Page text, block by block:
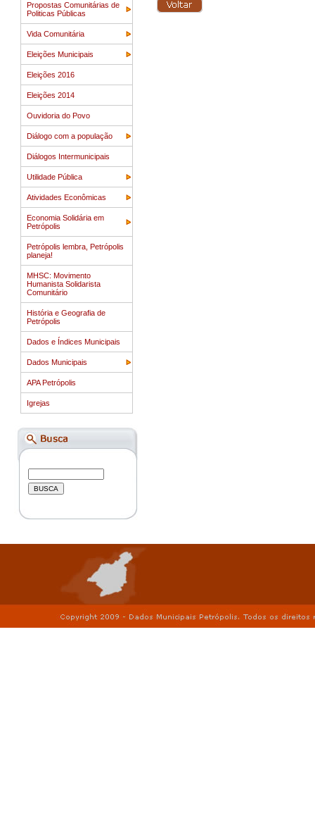
Propostas Comunitárias de
Politicas Públicas
Vida Comunitária
Eleições Municipais
Eleições 2016
Eleições 2014
Ouvidoria do Povo
Diálogo com a população
Diálogos Intermunicipais
Utilidade Pública
Atividades Econômicas
Economia Solidária em
Petrópolis
Petrópolis lembra, Petrópolis
planeja!
MHSC: Movimento
Humanista Solidarista
Comunitário
História e Geografia de
Petrópolis
Dados e Índices Municipais
Dados Municipais
APA Petrópolis
Igrejas